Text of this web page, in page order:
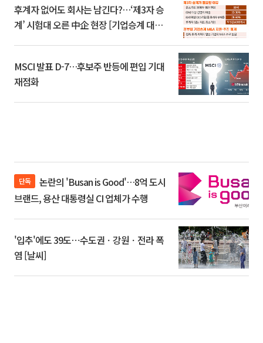
후계자 없어도 회사는 남긴다?…‘제3자 승
계’ 시험대 오른 中企 현장 [기업승계 대전
MSCI 발표 D-7…후보주 반등에 편입 기대
재점화
단독
브랜드, 용산 대통령실 CI 업체가 수행
'입추'에도 39도⋯수도권ㆍ강원ㆍ전라 폭
염 [날씨]